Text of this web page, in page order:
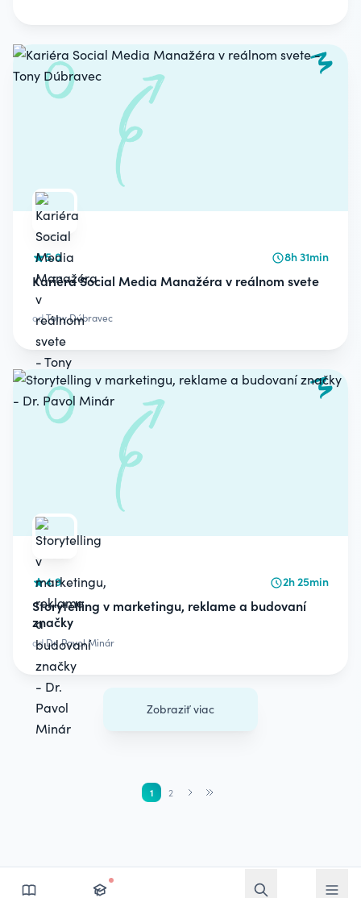
5.0 8h 31min
Kariéra Social Media Manažéra v reálnom svete
odTony Dúbravec
4.9 2h 25min
Storytelling v marketingu, reklame a budovaní
značky
odDr. Pavol Minár
Zobraziť viac
1 2